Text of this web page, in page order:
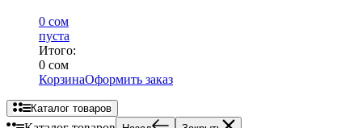
0 сом
пуста
Итого:
0 сом
КорзинаОформить заказ
Каталог товаров